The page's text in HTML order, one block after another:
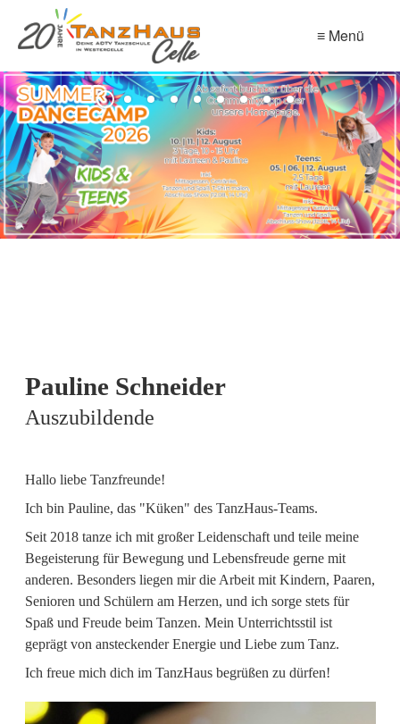
≡ Menü
Pauline Schneider
Auszubildende
Hallo liebe Tanzfreunde!
Ich bin Pauline, das "Küken" des TanzHaus-Teams.
Seit 2018 tanze ich mit großer Leidenschaft und teile meine
Begeisterung für Bewegung und Lebensfreude gerne mit
anderen. Besonders liegen mir die Arbeit mit Kindern, Paaren,
Senioren und Schülern am Herzen, und ich sorge stets für
Spaß und Freude beim Tanzen. Mein Unterrichtsstil ist
geprägt von ansteckender Energie und Liebe zum Tanz.
Ich freue mich dich im TanzHaus begrüßen zu dürfen!